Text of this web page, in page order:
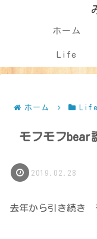
ホーム
Life
ホーム Life
モフモフbear
2019.02.28
去年から引き続き